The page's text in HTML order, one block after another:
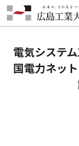
HOME INFORMATION
電気システム工学科の
表による講演会を開催
電気システ
国電力ネッ